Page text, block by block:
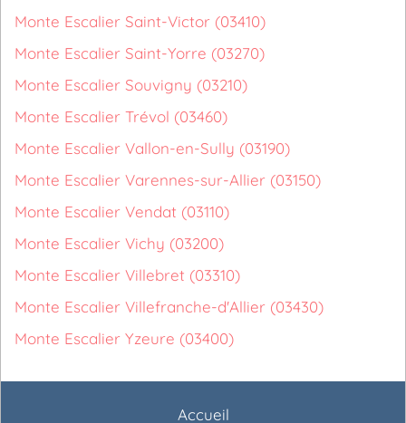
Monte Escalier Saint-Victor (03410)
Monte Escalier Saint-Yorre (03270)
Monte Escalier Souvigny (03210)
Monte Escalier Trévol (03460)
Monte Escalier Vallon-en-Sully (03190)
Monte Escalier Varennes-sur-Allier (03150)
Monte Escalier Vendat (03110)
Monte Escalier Vichy (03200)
Monte Escalier Villebret (03310)
Monte Escalier Villefranche-d'Allier (03430)
Monte Escalier Yzeure (03400)
Accueil